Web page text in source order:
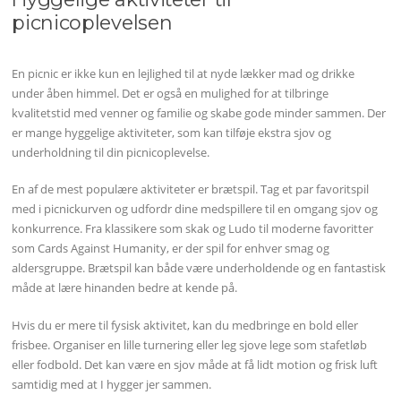
picnicoplevelsen
En picnic er ikke kun en lejlighed til at nyde lækker mad og drikke
under åben himmel. Det er også en mulighed for at tilbringe
kvalitetstid med venner og familie og skabe gode minder sammen. Der
er mange hyggelige aktiviteter, som kan tilføje ekstra sjov og
underholdning til din picnicoplevelse.
En af de mest populære aktiviteter er brætspil. Tag et par favoritspil
med i picnickurven og udfordr dine medspillere til en omgang sjov og
konkurrence. Fra klassikere som skak og Ludo til moderne favoritter
som Cards Against Humanity, er der spil for enhver smag og
aldersgruppe. Brætspil kan både være underholdende og en fantastisk
måde at lære hinanden bedre at kende på.
Hvis du er mere til fysisk aktivitet, kan du medbringe en bold eller
frisbee. Organiser en lille turnering eller leg sjove lege som stafetløb
eller fodbold. Det kan være en sjov måde at få lidt motion og frisk luft
samtidig med at I hygger jer sammen.